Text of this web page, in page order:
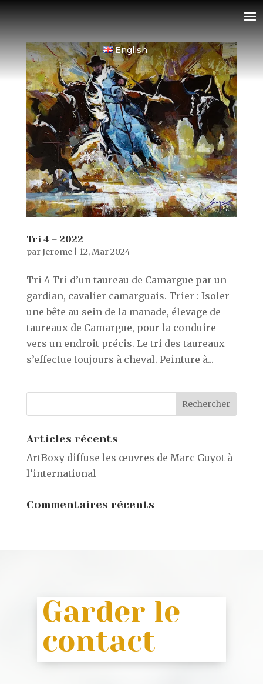
English
Tri 4 – 2022
parJerome| 12, Mar 2024
Tri 4 Tri d’un taureau de Camargue par un
gardian, cavalier camarguais. Trier : Isoler
une bête au sein de la manade, élevage de
taureaux de Camargue, pour la conduire
vers un endroit précis. Le tri des taureaux
s’effectue toujours à cheval. Peinture à...
Articles récents
ArtBoxy diffuse les œuvres de Marc Guyot à
l’international
Commentaires récents
Garder le
contact